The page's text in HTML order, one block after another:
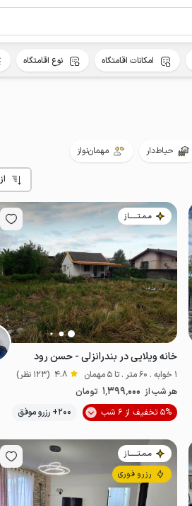
حیاط‌دار مهمان‌نواز
موقعیت در نقشه
موقعیت در نقشه
مـمـتــــــاز
خانه ویلایی در بندرانزلی - حسن رود
1 خوابه . 60 متر . تا 5 مهمان 4.8 (123 نظر)
هر شب از 1٬399٬000 تومان
5% تخفیف از 6 شب
200+ رزرو موفق
مـمـتــــــاز
رزرو فوری
امکانات اقامتگاه نوع اقامتگاه